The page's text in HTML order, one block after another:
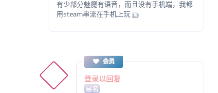
有少部分魅魔有语音，而且没有手机端，我都
用steam串流在手机上玩
会员
登录以回复
易名